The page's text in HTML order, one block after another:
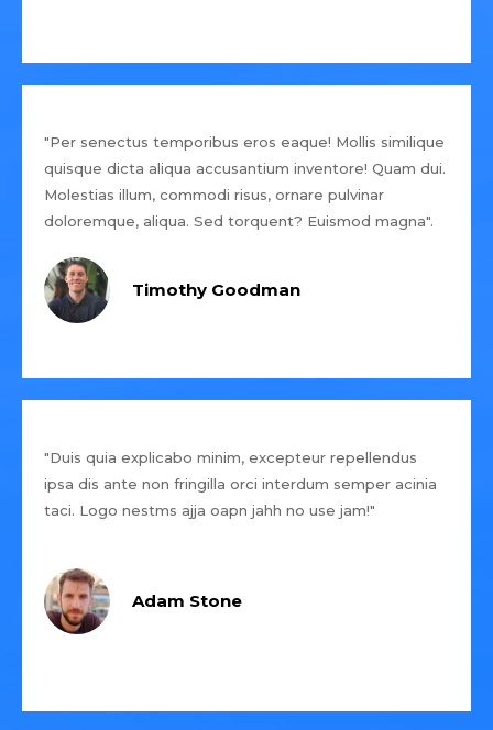
"Per senectus temporibus eros eaque! Mollis similique
quisque dicta aliqua accusantium inventore! Quam dui.
Molestias illum, commodi risus, ornare pulvinar
doloremque, aliqua. Sed torquent? Euismod magna".
Timothy Goodman
"Duis quia explicabo minim, excepteur repellendus
ipsa dis ante non fringilla orci interdum semper acinia
taci. Logo nestms ajja oapn jahh no use jam!"
Adam Stone